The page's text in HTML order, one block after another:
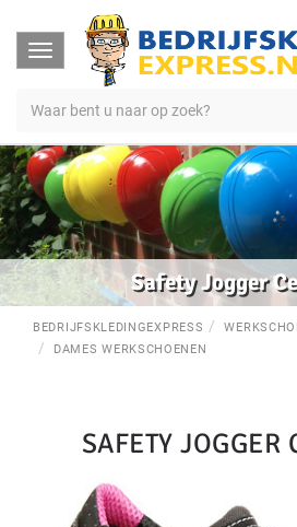
Toggle
navigation
Safety Jogger
BEDRIJFSKLEDINGEXPRESS
DAMES WERKSCHOENEN
SAFETY JOGGER